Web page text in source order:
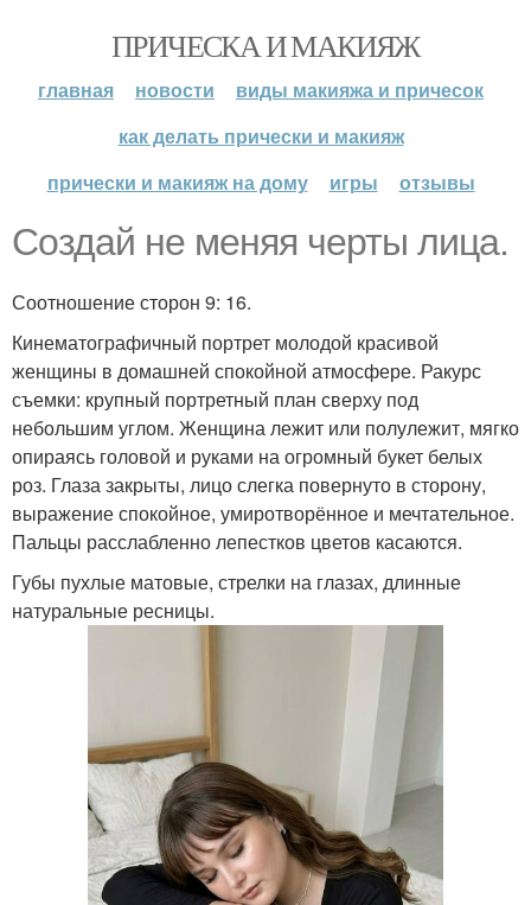
ПРИЧЕСКА И МАКИЯЖ
главная новости
виды макияжа и причесок
как делать прически и макияж
прически и макияж на дому
игры отзывы
Создай не меняя черты лица.
Соотношение сторон 9: 16.
Кинематографичный портрет молодой красивой
женщины в домашней спокойной атмосфере. Ракурс
съемки: крупный портретный план сверху под
небольшим углом. Женщина лежит или полулежит, мягко
опираясь головой и руками на огромный букет белых
роз. Глаза закрыты, лицо слегка повернуто в сторону,
выражение спокойное, умиротворённое и мечтательное.
Пальцы расслабленно лепестков цветов касаются.
Губы пухлые матовые, стрелки на глазах, длинные
натуральные ресницы.